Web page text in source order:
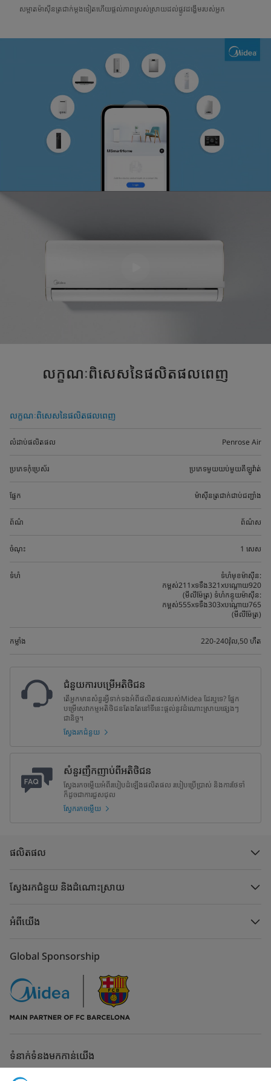
សម្អាតម៉ាស៊ីនត្រជាក់ម្តងទៀតហើយផ្តល់ភាពស្រស់ស្រាយដល់ផ្លូវដង្ហើមរបស់អ្នក
លក្ខណៈពិសេសនៃផលិតផលពេញ
លក្ខណៈពិសេសនៃផលិតផលពេញ
លំដាប់ផលិតផល Penrose Air
ប្រភេទកុំប្រេស័រ ប្រភេទមួយយប់មួយគីឡូវ៉ាត់
ផ្នែក ម៉ាស៊ីនត្រជាក់ជាប់ជញ្ជាំង
ព័ណ៌ ព័ណ៌ស
ចំណុះ 1 សេស
ទំហំ
ទំហំមុខម៉ាស៊ីន:
កម្ពស់211xទទឹង321xបណ្តោយ920
(មីលីម៉ែត្រ) ទំហំកន្ទុយម៉ាស៊ីន:
កម្ពស់555xទទឹង303xបណ្តោយ765
(មីលីម៉ែត្រ)
កម្លាំង 220-240វ៉ុល,50 ហឺត
ជំនួយការបម្រើអតិថិជន
តើអ្នកមានសំនួរអ្វីទាក់ទងអំពីផលិតផលរបស់Midea ដែរឬទេ? ផ្នែក
បម្រើសេវាកម្មអតិថិជនតែងតែនៅទីនេះផ្តល់នូវដំណោះស្រាយផ្សេងៗ
ជានិច្ច។
ស្វែងរកជំនួយ
សំនួរញឹកញាប់ពីអតិថិជន
ស្វែងរកចម្លើយអំពីរបៀបដំឡើងផលិតផល របៀបប្រើប្រាស់ និងការថែទាំ
ក៏ដូចជាការជួសជុល
ស្វែករកចម្លើយ
ផលិតផល
ស្វែងរកជំនួយ និងដំណោះស្រាយ
អំពីយើង
Global Sponsorship
ទំនាក់ទំនងមកកាន់យើង